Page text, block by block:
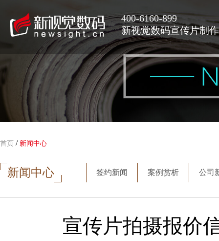
400-6160-899
新视觉数码宣传片制
首页 / 新闻中心
新闻中心 签约新闻 案例赏析 公司
宣传片拍摄报价